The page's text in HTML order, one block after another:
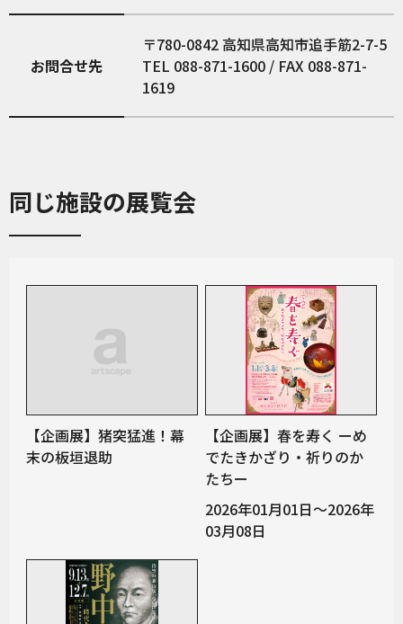
お問合せ先
〒780-0842 高知県高知市追手筋2-7-5
TEL 088-871-1600 / FAX 088-871-
1619
同じ施設の展覧会
【企画展】猪突猛進！幕
末の板垣退助
【企画展】春を寿く ーめ
でたきかざり・祈りのか
たちー
2026年01月01日～2026年
03月08日